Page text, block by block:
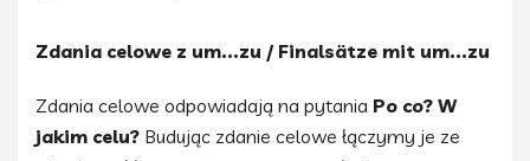
Zdania celowe z um...zu / Finalsätze mit um...zu
Zdania celowe odpowiadają na pytania Po co? W
jakim celu? Budując zdanie celowe łączymy je ze